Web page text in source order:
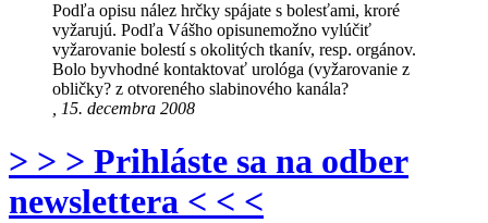
Podľa opisu nález hrčky spájate s bolesťami, kroré
vyžarujú. Podľa Vášho opisunemožno vylúčiť
vyžarovanie bolestí s okolitých tkanív, resp. orgánov.
Bolo byvhodné kontaktovať urológa (vyžarovanie z
obličky? z otvoreného slabinového kanála?
, 15. decembra 2008
> > > Prihláste sa na odber
newslettera < < <